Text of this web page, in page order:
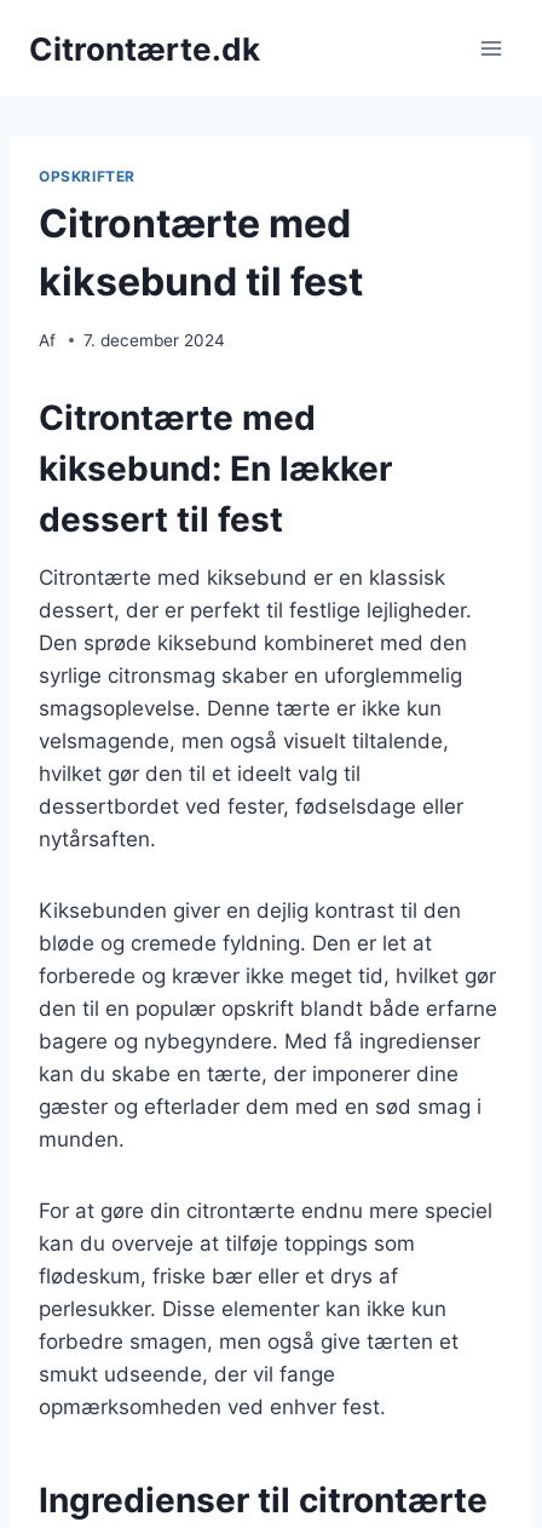
Citrontærte.dk
OPSKRIFTER
Citrontærte med
kiksebund til fest
Af 7. december 2024
Citrontærte med
kiksebund: En lækker
dessert til fest
Citrontærte med kiksebund er en klassisk
dessert, der er perfekt til festlige lejligheder.
Den sprøde kiksebund kombineret med den
syrlige citronsmag skaber en uforglemmelig
smagsoplevelse. Denne tærte er ikke kun
velsmagende, men også visuelt tiltalende,
hvilket gør den til et ideelt valg til
dessertbordet ved fester, fødselsdage eller
nytårsaften.
Kiksebunden giver en dejlig kontrast til den
bløde og cremede fyldning. Den er let at
forberede og kræver ikke meget tid, hvilket gør
den til en populær opskrift blandt både erfarne
bagere og nybegyndere. Med få ingredienser
kan du skabe en tærte, der imponerer dine
gæster og efterlader dem med en sød smag i
munden.
For at gøre din citrontærte endnu mere speciel
kan du overveje at tilføje toppings som
flødeskum, friske bær eller et drys af
perlesukker. Disse elementer kan ikke kun
forbedre smagen, men også give tærten et
smukt udseende, der vil fange
opmærksomheden ved enhver fest.
Ingredienser til citrontærte